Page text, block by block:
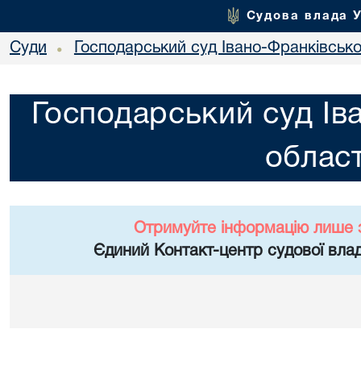
Судова влада
Суди • Господарський суд Івано-
Господарський суд
Отримуйте інформацію лише
Єдиний Контакт-центр судової